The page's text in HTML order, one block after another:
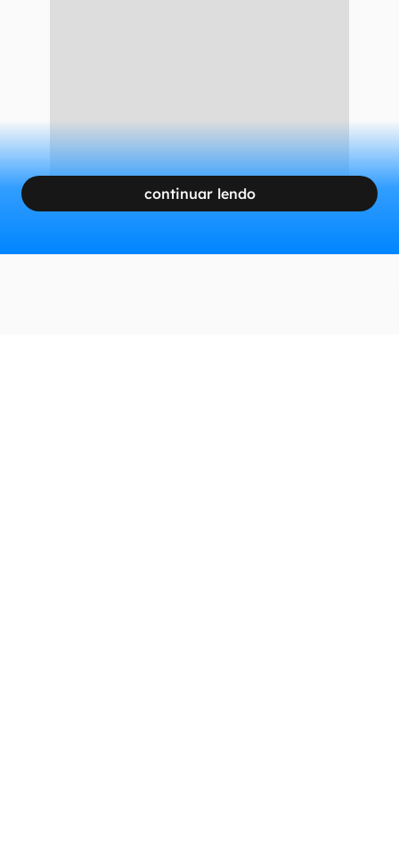
continuar lendo